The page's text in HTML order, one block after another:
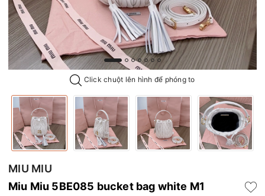
Click chuột lên hình để phóng to
MIU MIU
Miu Miu 5BE085 bucket bag white M1